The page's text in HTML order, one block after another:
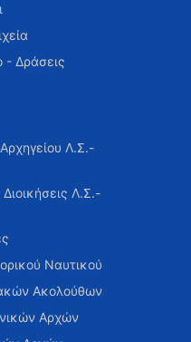
- Δράσεις
Λ.Σ.-
Λ.Σ.-
Ναυτικού
Ακολούθων
Αρχών